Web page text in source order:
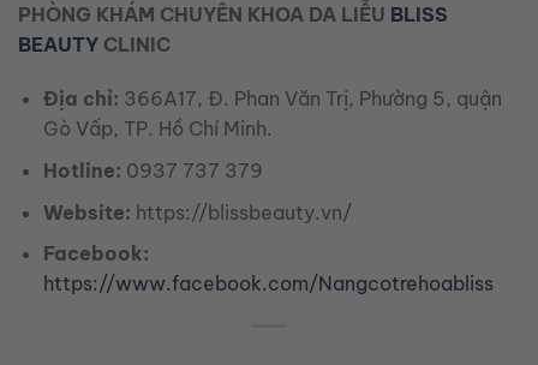
PHÒNG KHÁM CHUYÊN KHOA DA LIỄU BLISS
BEAUTY CLINIC
Địa chỉ: 366A17, Đ. Phan Văn Trị, Phường 5, quận
Gò Vấp, TP. Hồ Chí Minh.
Hotline: 0937 737 379
Website: https://blissbeauty.vn/
Facebook:
https://www.facebook.com/Nangcotrehoabliss